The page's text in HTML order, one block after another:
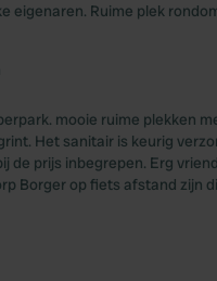
eigenaren. Ruime plek
mooie ruime plekken
Het sanitair is keurig
de prijs inbegrepen. Erg
Borger op fiets afstand zijn